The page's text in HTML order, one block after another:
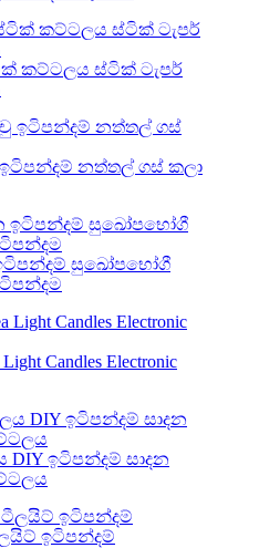
කට්ටලය ස්ටික් ටැපර්
නත්තල් ගස් කලා
සුඛෝපභෝගී
Candles Electronic
ඉටිපන්දම් සාදන
ඉටිපන්දම්